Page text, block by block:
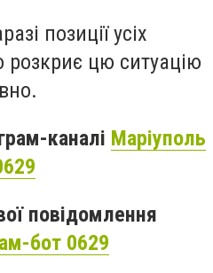
позиції усіх
розкриє цю ситуацію
каналі Маріуполь
повідомлення
бот 0629